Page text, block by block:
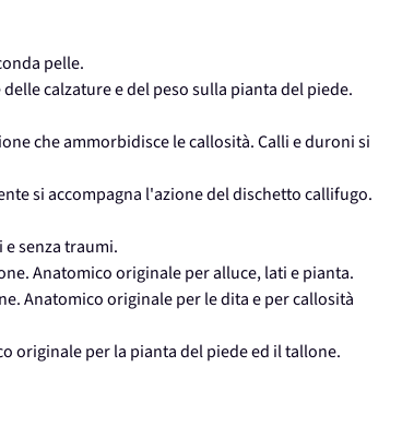
pelle.
calzature e del peso sulla pianta del piede.
che ammorbidisce le callosità. Calli e duroni si
si accompagna l'azione del dischetto callifugo.
senza traumi.
Anatomico originale per alluce, lati e pianta.
Anatomico originale per le dita e per callosità
originale per la pianta del piede ed il tallone.